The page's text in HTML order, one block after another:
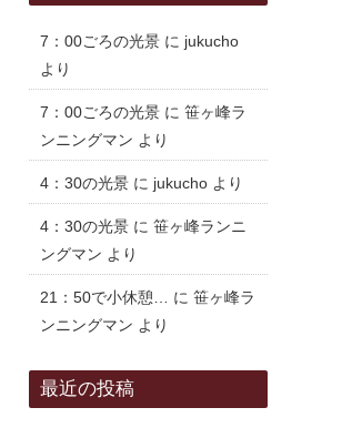
7：00ごろの光景 に jukucho
より
7：00ごろの光景 に 笹ヶ峰ラ
ンニングマン より
4：30の光景 に jukucho より
4：30の光景 に 笹ヶ峰ランニ
ングマン より
21：50で小休憩… に 笹ヶ峰ラ
ンニングマン より
最近の投稿